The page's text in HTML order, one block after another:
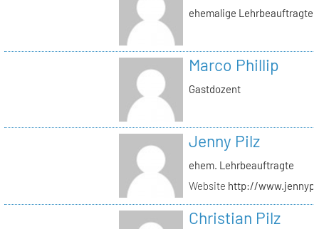
ehemalige Lehrbeauftragte
Marco Phillip
Gastdozent
Jenny Pilz
ehem. Lehrbeauftragte
Website http://
Christian Pilz